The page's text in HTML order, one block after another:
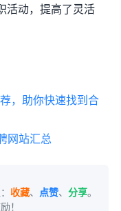
活动，提高了灵活
，助你快速找到合
网站汇总
收藏、 点赞、 分享。
！